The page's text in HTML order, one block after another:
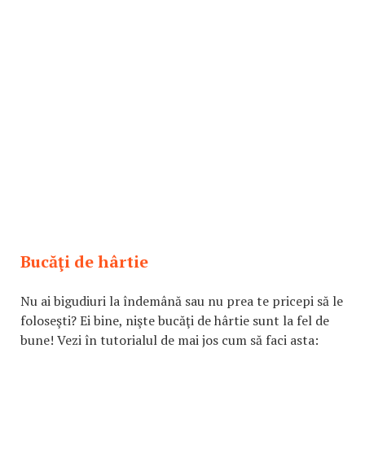
Bucăţi de hârtie
Nu ai bigudiuri la îndemână sau nu prea te pricepi să le
foloseşti? Ei bine, nişte bucăţi de hârtie sunt la fel de
bune! Vezi în tutorialul de mai jos cum să faci asta: